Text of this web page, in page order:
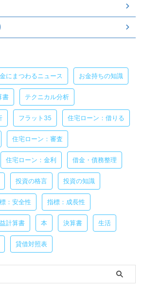
にまつわるニュース お金持ちの知識
書 テクニカル分析
フラット35 住宅ローン：借りる
住宅ローン：審査
住宅ローン：金利 借金・債務整理
投資の格言 投資の知識
：安全性 指標：成長性
計算書 本 決算書 生活
貸借対照表